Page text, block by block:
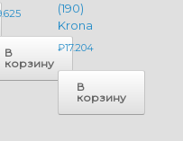
В
корзину
(190)
Krona
₽17.204
В
корзину